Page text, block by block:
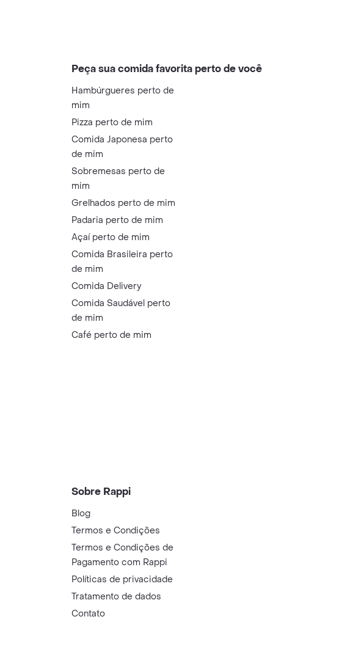
Peça sua comida favorita perto de você
Hambúrgueres perto de
mim
Pizza perto de mim
Comida Japonesa perto
de mim
Sobremesas perto de
mim
Grelhados perto de mim
Padaria perto de mim
Açaí perto de mim
Comida Brasileira perto
de mim
Comida Delivery
Comida Saudável perto
de mim
Café perto de mim
Sobre Rappi
Blog
Termos e Condições
Termos e Condições de
Pagamento com Rappi
Políticas de privacidade
Tratamento de dados
Contato